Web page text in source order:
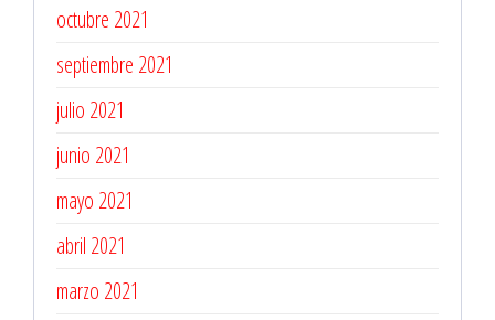
octubre 2021
septiembre 2021
julio 2021
junio 2021
mayo 2021
abril 2021
marzo 2021